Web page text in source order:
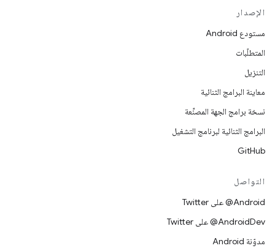
الإصدار
مستودع Android
المتطلّبات
التنزيل
معاينة البرامج الثنائية
نسخة برامج الجهة المصنِّعة
البرامج الثنائية لبرنامج التشغيل
GitHub
التواصل
‎@Android على Twitter
‎@AndroidDev على Twitter
مدوّنة Android